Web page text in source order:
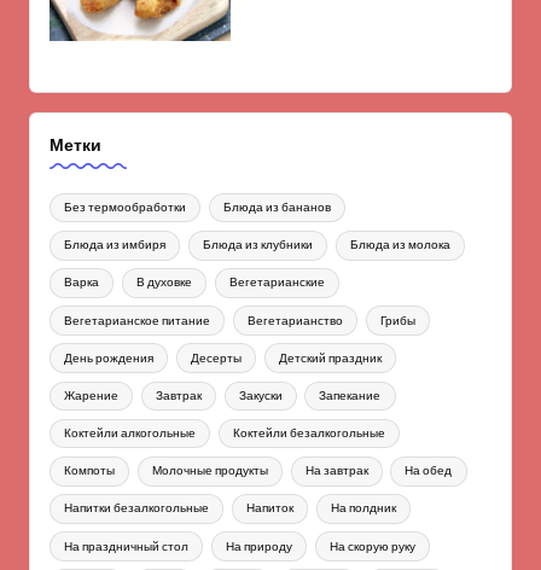
Метки
Без термообработки Блюда из бананов
Блюда из имбиря Блюда из клубники Блюда из молока
Варка В духовке Вегетарианские
Вегетарианское питание Вегетарианство Грибы
День рождения Десерты Детский праздник
Жарение Завтрак Закуски Запекание
Коктейли алкогольные Коктейли безалкогольные
Компоты Молочные продукты На завтрак На обед
Напитки безалкогольные Напиток На полдник
На праздничный стол На природу На скорую руку